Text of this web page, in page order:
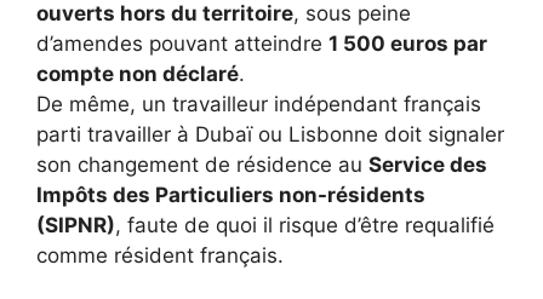
ouverts hors du territoire, sous peine
d’amendes pouvant atteindre 1 500 euros par
compte non déclaré.
De même, un travailleur indépendant français
parti travailler à Dubaï ou Lisbonne doit signaler
son changement de résidence au Service des
Impôts des Particuliers non-résidents
(SIPNR), faute de quoi il risque d’être requalifié
comme résident français.